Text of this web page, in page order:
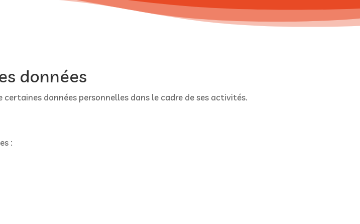
données
données personnelles dans le cadre de ses activités.
: